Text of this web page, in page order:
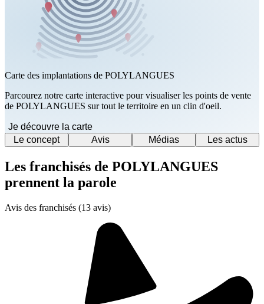
Carte des implantations de POLYLANGUES
Parcourez notre carte interactive pour visualiser les points de vente
de POLYLANGUES sur tout le territoire en un clin d'oeil.
Je découvre la carte
Le concept
Avis Médias Les actus
Les franchisés de POLYLANGUES
prennent la parole
Avis des franchisés (13 avis)